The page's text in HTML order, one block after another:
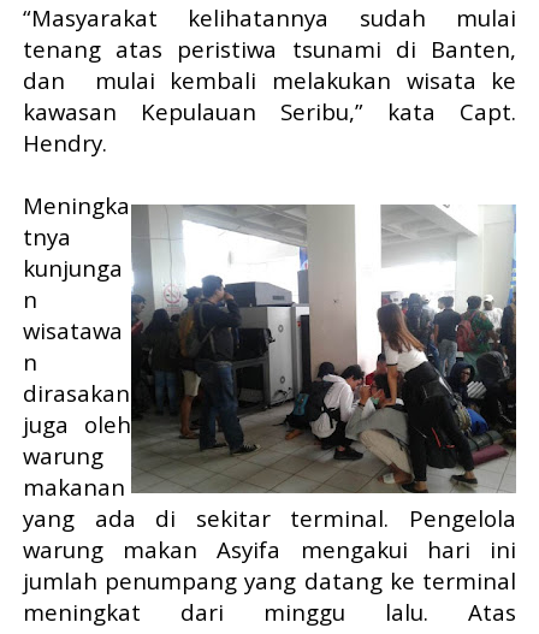
“Masyarakat kelihatannya sudah mulai
tenang atas peristiwa tsunami di Banten,
dan
mulai kembali melakukan wisata ke
kawasan Kepulauan Seribu,” kata Capt.
Hendry.
Meningka
tnya
kunjunga
n
wisatawa
n
dirasakan
juga oleh
warung
makanan
yang ada di sekitar terminal. Pengelola
warung makan Asyifa mengakui hari ini
jumlah penumpang yang datang ke terminal
meningkat dari minggu lalu. Atas